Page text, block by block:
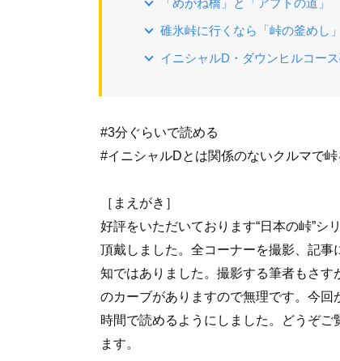
「めがね橋」と「アプトの道」
碓氷峠に行くなら「峠の釜めし」
イニシャルD・ダウンヒルコー
#3分ぐらいで読める
#イニシャルDとは関係のないクルマで峠
［まえがき］
好評をいただいております“日本の峠”
頂戴しました。全コーナーを撮影、記
知ではありました。撮影する筆者もさ
のカーブがありますので無理です。今
時間で読めるようにしました。どうぞ
ます。